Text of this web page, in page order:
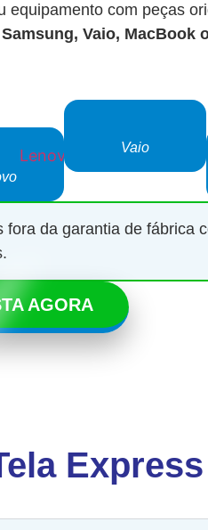
equipamento com peças
Vaio, MacBook
Vaio
da garantia de fábrica
AGORA